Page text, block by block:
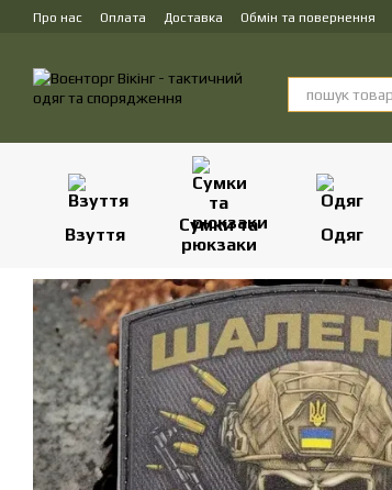
Перейти до основного контенту
Про нас Оплата Доставка Обмін та повернення
Взуття
Сумки та
рюкзаки
Одяг